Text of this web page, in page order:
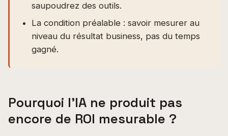
saupoudrez des outils.
La condition préalable : savoir mesurer au
niveau du résultat business, pas du temps
gagné.
Pourquoi l'IA ne produit pas
encore de ROI mesurable ?